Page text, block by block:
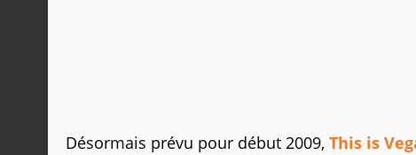
Désormais prévu pour début 2009, This is